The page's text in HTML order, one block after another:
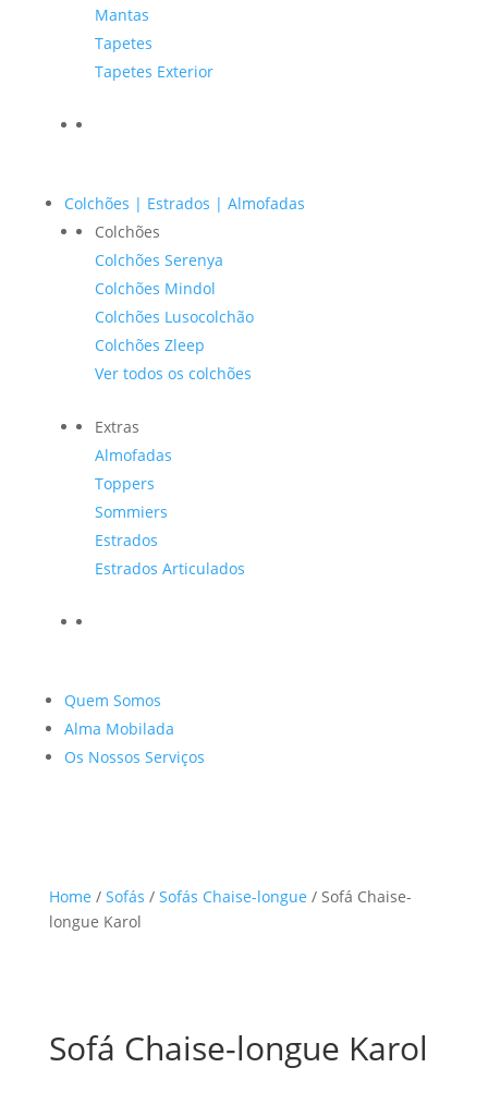
Mantas
Tapetes
Tapetes Exterior
Colchões | Estrados | Almofadas
Colchões
Colchões Serenya
Colchões Mindol
Colchões Lusocolchão
Colchões Zleep
Ver todos os colchões
Extras
Almofadas
Toppers
Sommiers
Estrados
Estrados Articulados
Quem Somos
Alma Mobilada
Os Nossos Serviços
Home / Sofás / Sofás Chaise-longue / Sofá Chaise-
longue Karol
Sofá Chaise-longue Karol